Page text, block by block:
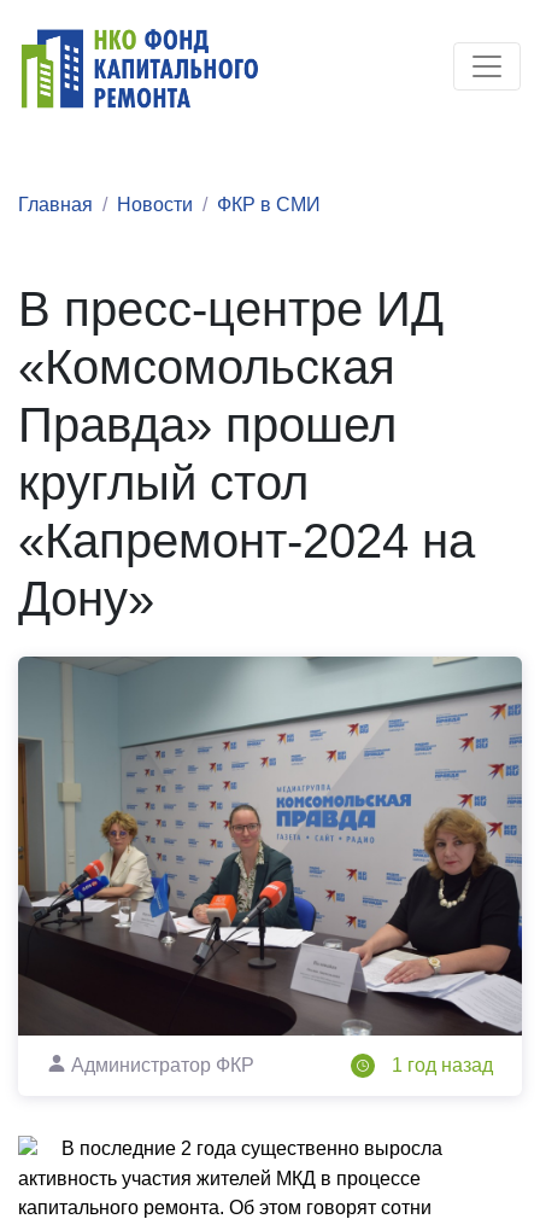
Главная Новости ФКР в СМИ
В пресс-центре ИД
«Комсомольская
Правда» прошел
круглый стол
«Капремонт-2024 на
Дону»
Администратор ФКР 1 год назад
В последние 2 года существенно выросла
активность участия жителей МКД в процессе
капитального ремонта. Об этом говорят сотни